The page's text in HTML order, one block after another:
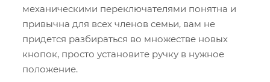
механическими переключателями понятна и
привычна для всех членов семьи, вам не
придется разбираться во множестве новых
кнопок, просто установите ручку в нужное
положение.